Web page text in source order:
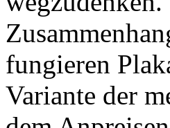
fungieren
Variante der